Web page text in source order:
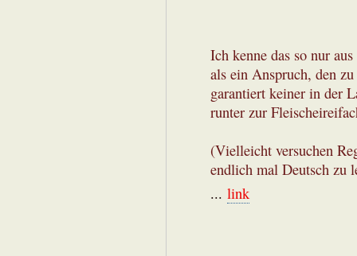
Ich kenne das so nur
als ein Anspruch, den
garantiert keiner in der
runter zur
(Vielleicht versuchen
endlich mal Deutsch zu
... link